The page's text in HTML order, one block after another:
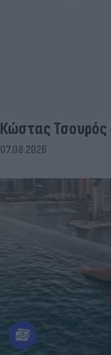
Κώστας
07.08.2026